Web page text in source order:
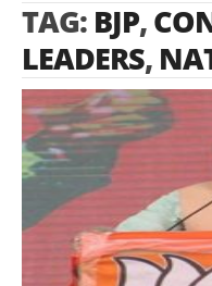
TAG: BJP,
LEADERS,